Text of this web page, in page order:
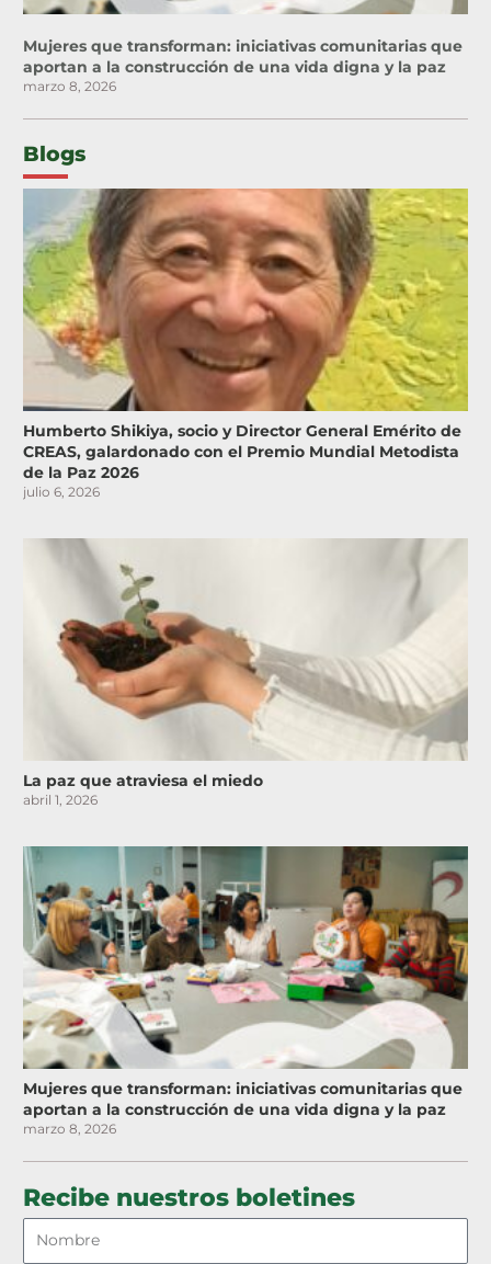
Mujeres que transforman: iniciativas comunitarias que
aportan a la construcción de una vida digna y la paz
marzo 8, 2026
Blogs
Humberto Shikiya, socio y Director General Emérito de
CREAS, galardonado con el Premio Mundial Metodista
de la Paz 2026
julio 6, 2026
La paz que atraviesa el miedo
abril 1, 2026
Mujeres que transforman: iniciativas comunitarias que
aportan a la construcción de una vida digna y la paz
marzo 8, 2026
Recibe nuestros boletines